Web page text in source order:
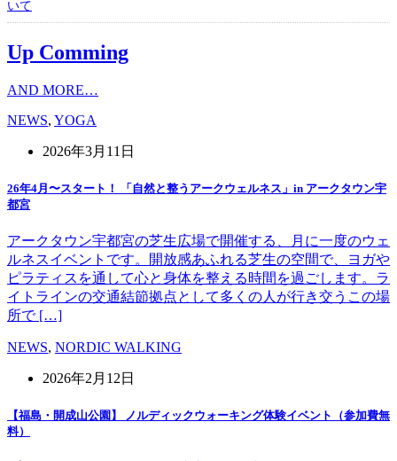
いて
Up Comming
AND MORE…
NEWS, YOGA
2026年3月11日
26年4月〜スタート！ 「自然と整うアークウェルネス」in アークタウン宇
都宮
アークタウン宇都宮の芝生広場で開催する、月に一度のウェ
ルネスイベントです。開放感あふれる芝生の空間で、ヨガや
ピラティスを通して心と身体を整える時間を過ごします。ラ
イトラインの交通結節拠点として多くの人が行き交うこの場
所で […]
NEWS, NORDIC WALKING
2026年2月12日
【福島・開成山公園】 ノルディックウォーキング体験イベント（参加費無
料）